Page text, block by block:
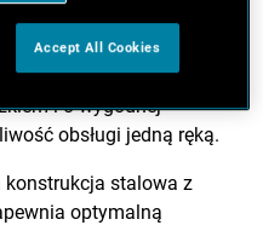
przedmiotów.
składany stół roboczy
i o wygodnej
obsługi jedną ręką.
konstrukcja stalowa z
optymalną
Accept All Cookies